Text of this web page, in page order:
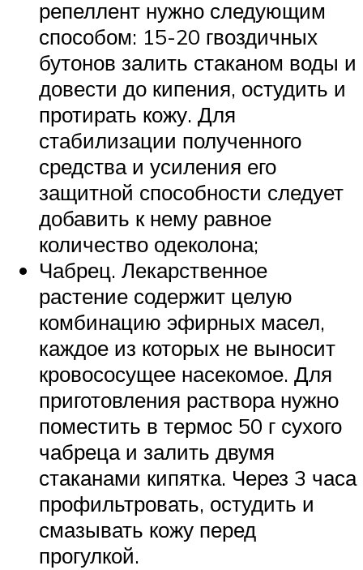
репеллент нужно следующим
способом: 15-20 гвоздичных
бутонов залить стаканом воды и
довести до кипения, остудить и
протирать кожу. Для
стабилизации полученного
средства и усиления его
защитной способности следует
добавить к нему равное
количество одеколона;
Чабрец. Лекарственное
растение содержит целую
комбинацию эфирных масел,
каждое из которых не выносит
кровососущее насекомое. Для
приготовления раствора нужно
поместить в термос 50 г сухого
чабреца и залить двумя
стаканами кипятка. Через 3 часа
профильтровать, остудить и
смазывать кожу перед
прогулкой.